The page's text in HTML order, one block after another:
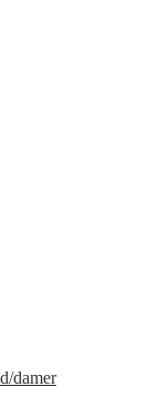
damer